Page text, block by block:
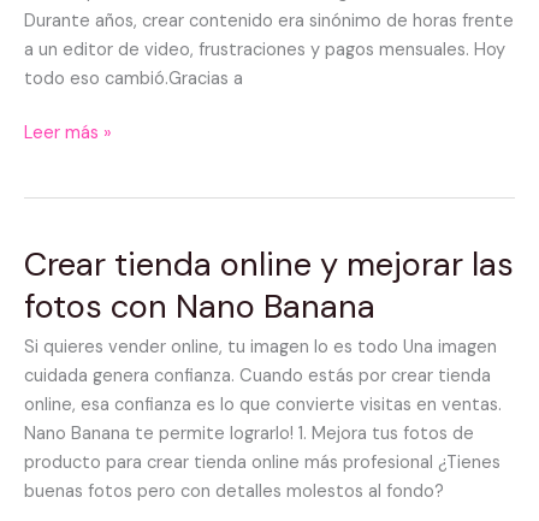
Durante años, crear contenido era sinónimo de horas frente
a un editor de video, frustraciones y pagos mensuales. Hoy
todo eso cambió.Gracias a
Leer más »
Crear tienda online y mejorar las
fotos con Nano Banana
Si quieres vender online, tu imagen lo es todo Una imagen
cuidada genera confianza. Cuando estás por crear tienda
online, esa confianza es lo que convierte visitas en ventas.
Nano Banana te permite lograrlo! 1. Mejora tus fotos de
producto para crear tienda online más profesional ¿Tienes
buenas fotos pero con detalles molestos al fondo?
Crear
online
y
mejorar
las
fotos
con
Nano